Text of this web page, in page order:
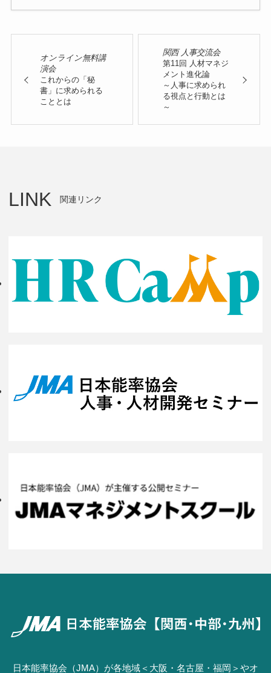
オンライン無料講
演会
これからの「秘
書」に求められる
こととは
関西 人事交流会
第11回 人材マネジ
メント進化論
～人事に求められ
る視点と行動とは
～
LINK 関連リンク
日本能率協会（JMA）が各地域＜大阪・名古屋・福岡＞やオ